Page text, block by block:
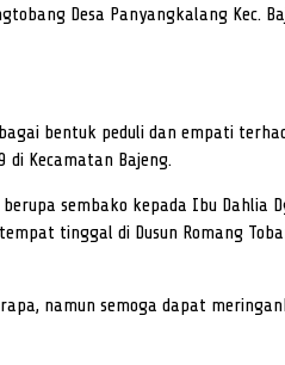
Desa Panyangkalang Kec.
bentuk peduli dan empati
di Kecamatan Bajeng.
sembako kepada Ibu Dahlia
tinggal di Dusun Romang
namun semoga dapat